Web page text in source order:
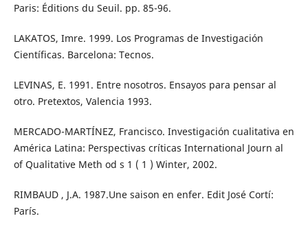
Paris: Éditions du Seuil. pp. 85-96.
LAKATOS, Imre. 1999. Los Programas de Investigación
Científicas. Barcelona: Tecnos.
LEVINAS, E. 1991. Entre nosotros. Ensayos para pensar al
otro. Pretextos, Valencia 1993.
MERCADO-MARTÍNEZ, Francisco. Investigación cualitativa en
América Latina: Perspectivas críticas International Journ al
of Qualitative Meth od s 1 ( 1 ) Winter, 2002.
RIMBAUD , J.A. 1987.Une saison en enfer. Edit José Cortí:
París.